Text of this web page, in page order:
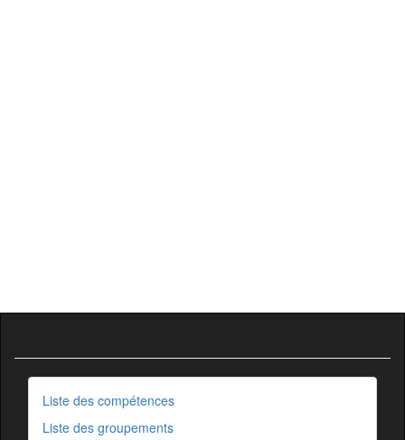
Liste des compétences
Liste des groupements